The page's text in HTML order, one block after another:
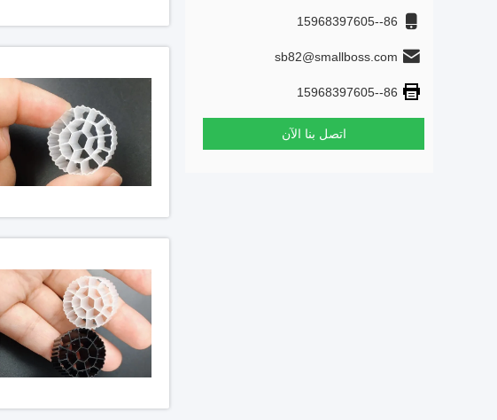
86--15968397605
sb82@smallboss.com
86--15968397605
اتصل بنا الآن